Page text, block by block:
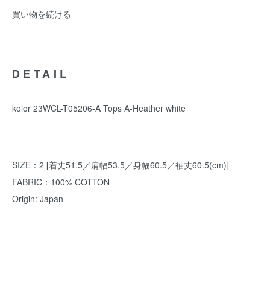
買い物を続ける
DETAIL
kolor 23WCL-T05206-A Tops A-Heather white
SIZE：2 [着丈51.5／肩幅53.5／身幅60.5／袖丈60.5(cm)]
FABRIC：100% COTTON
Origin: Japan